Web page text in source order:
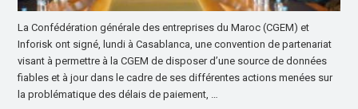
La Confédération générale des entreprises du Maroc (CGEM) et
Inforisk ont signé, lundi à Casablanca, une convention de partenariat
visant à permettre à la CGEM de disposer d’une source de données
fiables et à jour dans le cadre de ses différentes actions menées sur
la problématique des délais de paiement, …